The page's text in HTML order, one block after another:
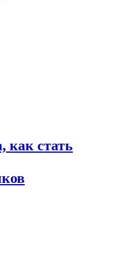
как стать